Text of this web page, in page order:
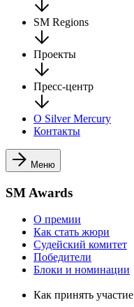
SM Regions
Проекты
Пресс-центр
О Silver Mercury
Контакты
Меню
SM Awards
О премии
Как стать жюри
Судейский комитет
Победители
Блоки и номинации
Как принять участие